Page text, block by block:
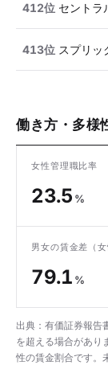
412位 セントラ
413位 スプリッ
働き方・多様
女性管理職比率
23.5 %
男女の賃金差 （
79.1 %
出典：有価証券報告
を超える場合があり
性の賃金割合です。